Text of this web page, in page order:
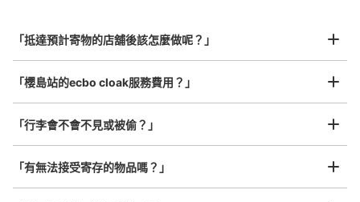
从JR ゆめ咲線桜島駅站步行分钟。
本日營業時間 :06:00 〜23:00
工作人員拍完行李照片後
我們與許多地點方便的車站內店舖以及24小時營業的店鋪合作。
¥800/日
「抵達預計寄物的店舖後該怎麼做呢？」
「櫻島站的ecbo cloak服務費用？」
「行李會不會不見或被偷？」
「有無法接受寄存的物品嗎？」